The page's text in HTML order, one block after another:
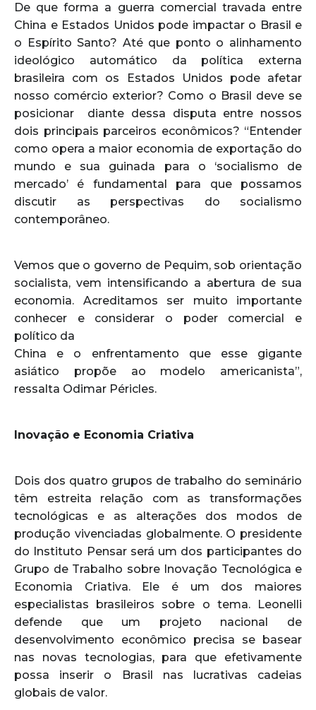
De que forma a guerra comercial travada entre
China e Estados Unidos pode impactar o Brasil e
o Espírito Santo? Até que ponto o alinhamento
ideológico automático da política externa
brasileira com os Estados Unidos pode afetar
nosso comércio exterior? Como o Brasil deve se
posicionar diante dessa disputa entre nossos
dois principais parceiros econômicos? “Entender
como opera a maior economia de exportação do
mundo e sua guinada para o ‘socialismo de
mercado’ é fundamental para que possamos
discutir as perspectivas do socialismo
contemporâneo.
Vemos que o governo de Pequim, sob orientação
socialista, vem intensificando a abertura de sua
economia. Acreditamos ser muito importante
conhecer e considerar o poder comercial e
político da
China e o enfrentamento que esse gigante
asiático propõe ao modelo americanista”,
ressalta Odimar Péricles.
Inovação e Economia Criativa
Dois dos quatro grupos de trabalho do seminário
têm estreita relação com as transformações
tecnológicas e as alterações dos modos de
produção vivenciadas globalmente. O presidente
do Instituto Pensar será um dos participantes do
Grupo de Trabalho sobre Inovação Tecnológica e
Economia Criativa. Ele é um dos maiores
especialistas brasileiros sobre o tema. Leonelli
defende que um projeto nacional de
desenvolvimento econômico precisa se basear
nas novas tecnologias, para que efetivamente
possa inserir o Brasil nas lucrativas cadeias
globais de valor.